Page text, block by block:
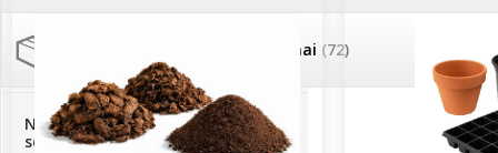
Palīglīdzekļi augu audzēšanai (72)
Klientu Diena
Novatec - izcils mēslošanai arī
sezonas otrajā pusē!